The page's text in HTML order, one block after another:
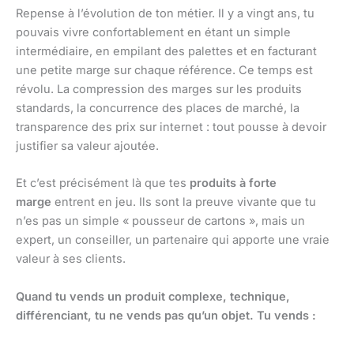
Repense à l’évolution de ton métier. Il y a vingt ans, tu
pouvais vivre confortablement en étant un simple
intermédiaire, en empilant des palettes et en facturant
une petite marge sur chaque référence. Ce temps est
révolu. La compression des marges sur les produits
standards, la concurrence des places de marché, la
transparence des prix sur internet : tout pousse à devoir
justifier sa valeur ajoutée.
Et c’est précisément là que tes produits à forte
marge entrent en jeu. Ils sont la preuve vivante que tu
n’es pas un simple « pousseur de cartons », mais un
expert, un conseiller, un partenaire qui apporte une vraie
valeur à ses clients.
Quand tu vends un produit complexe, technique,
différenciant, tu ne vends pas qu’un objet. Tu vends :